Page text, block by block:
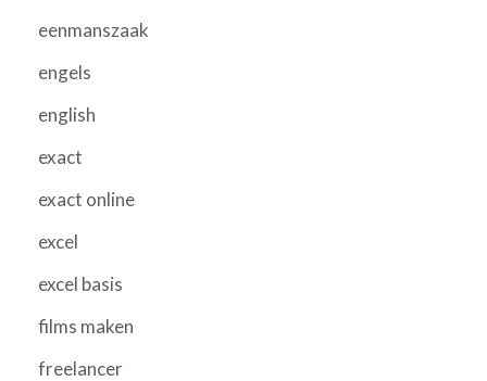
eenmanszaak
engels
english
exact
exact online
excel
excel basis
films maken
freelancer